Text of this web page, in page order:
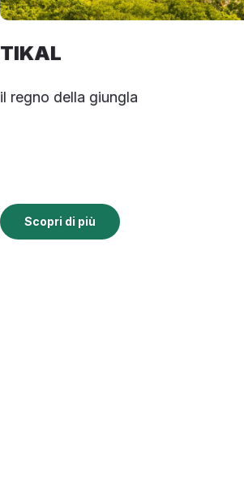
TIKAL
il regno della giungla
Scopri di più